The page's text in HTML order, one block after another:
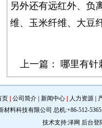
另外还有远红外、负
维、玉米纤维、大豆
上一篇： 哪里有针
页| 公司简介| 新闻中心| 人力资源|
料科技有限公司 总机:+86-512-5365
技术支持:泽网 后台登